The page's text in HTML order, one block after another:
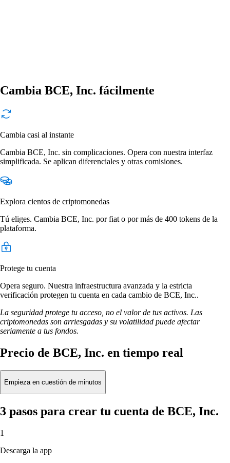
Cambia BCE, Inc. fácilmente
Cambia casi al instante
Cambia BCE, Inc. sin complicaciones. Opera con nuestra interfaz
simplificada. Se aplican diferenciales y otras comisiones.
Explora cientos de criptomonedas
Tú eliges. Cambia BCE, Inc. por fiat o por más de 400 tokens de la
plataforma.
Protege tu cuenta
Opera seguro. Nuestra infraestructura avanzada y la estricta
verificación protegen tu cuenta en cada cambio de BCE, Inc..
La seguridad protege tu acceso, no el valor de tus activos. Las
criptomonedas son arriesgadas y su volatilidad puede afectar
seriamente a tus fondos.
Precio de BCE, Inc. en tiempo real
Empieza en cuestión de minutos
3 pasos para crear tu cuenta de BCE, Inc.
1
Descarga la app